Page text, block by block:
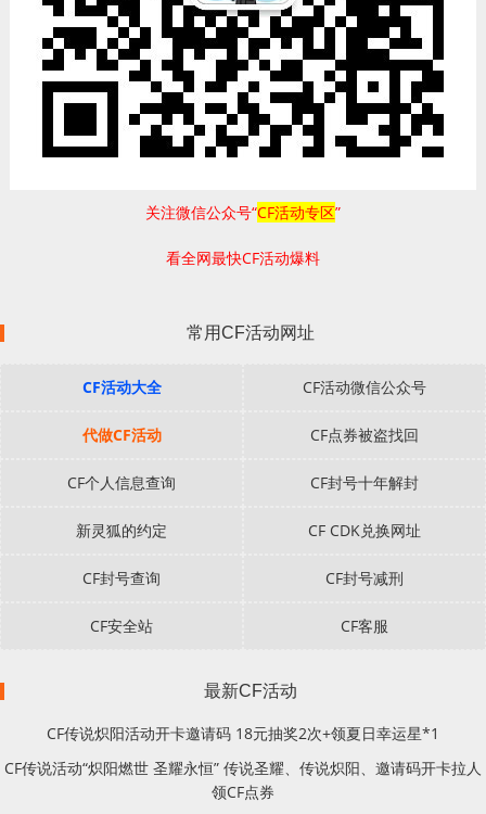
关注微信公众号“CF活动专区”
看全网最快CF活动爆料
常用CF活动网址
CF活动大全 CF活动微信公众号
代做CF活动 CF点券被盗找回
CF个人信息查询 CF封号十年解封
新灵狐的约定 CF CDK兑换网址
CF封号查询 CF封号减刑
CF安全站 CF客服
最新CF活动
CF传说炽阳活动开卡邀请码 18元抽奖2次+领夏日幸运星*1
CF传说活动“炽阳燃世 圣耀永恒” 传说圣耀、传说炽阳、邀请码开卡拉人
领CF点券